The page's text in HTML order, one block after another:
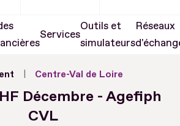
Services
Outils et
simulateurs
Réseaux
Centre-Val de Loire
Décembre - Agefiph
CVL